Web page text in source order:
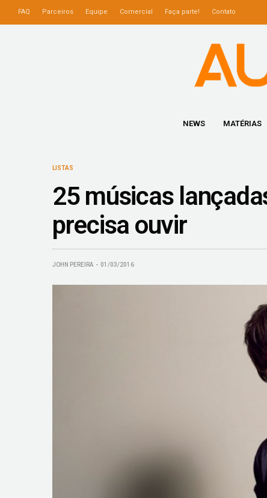
FAQ Parceiros Equipe Comercial Faça parte! Contato
NEWS MATÉRIAS
LISTAS
25 músicas
precisa ouvir
JOHN PEREIRA 01/03/2016